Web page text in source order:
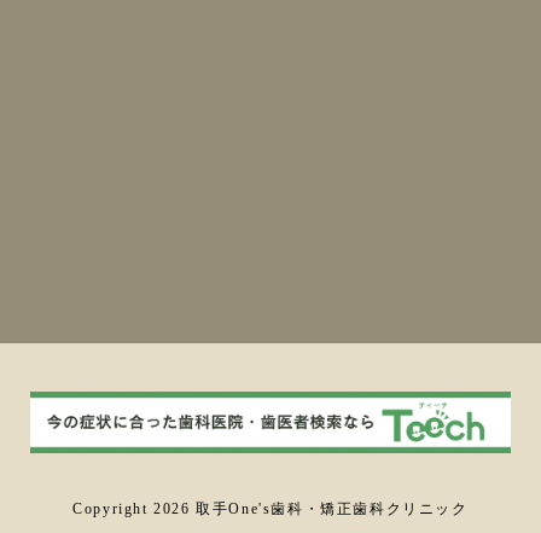
Copyright 2026 取手One's歯科・矯正歯科クリニック